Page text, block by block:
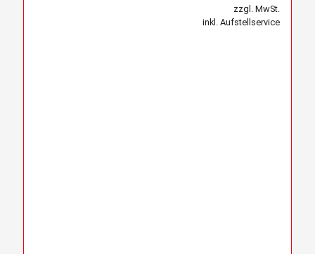
zzgl. MwSt.
inkl. Aufstellservice